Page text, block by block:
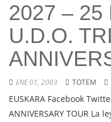
2027 – 25
U.D.O.
ENE 01, 2003 TOTEM
EUSKARA Facebook
ANNIVERSARY TOUR La